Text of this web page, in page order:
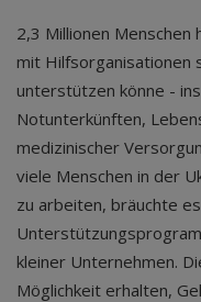
2,3 Millionen Menschen
mit Hilfsorganisationen
unterstützen könne -
Notunterkünften,
medizinischer
viele Menschen in der
zu arbeiten, bräuchte
kleiner Unternehmen.
Möglichkeit erhalten,